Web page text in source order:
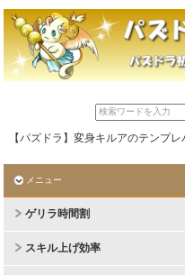
【パズドラ】変身キルアのテンプ
メニュー
ゲリラ時間割
スキル上げ効率